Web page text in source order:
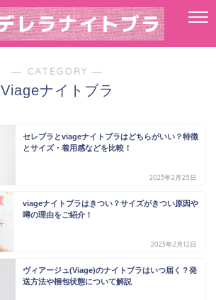
― CATEGORY ―
Viageナイトブラ
セレブラとviageナイトブラはどちらがいい？特徴
とサイズ・着用感などを比較！
2023年2月25日
viageナイトブラはきつい？サイズがきつい原因や
噂の理由をご紹介！
2023年2月12日
ヴィアージュ(Viage)のナイトブラはいつ届く？発
送方法や梱包状態について解説